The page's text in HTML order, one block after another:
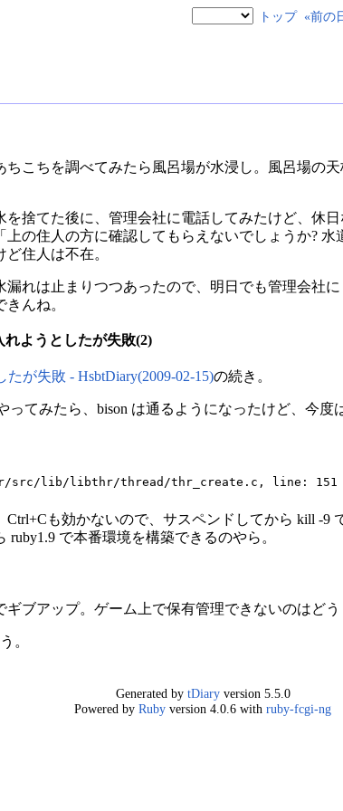
トップ «前の
こちを調べてみたら風呂場が水浸し。風呂場の
を捨てた後に、管理会社に電話してみたけど、休
の住人の方に確認してもらえないでしょうか?
住人は不在。
れは止まりつつあったので、明日でも管理会社
んね。
れようとしたが失敗(2)
たが失敗 - HsbtDiary(2009-02-15)の続き。
ってみたら、bison は通るようになったけど、今度
src/lib/libthr/thread/thr_create.c, line: 151
も効かないので、サスペンドしてから kill -9
で本番環境を構築できるのやら。
ブアップ。ゲーム上で保有管理できないのはどう
。
Generated by tDiaryversion 5.5.0
Powered by Ruby version 4.0.6 with ruby-fcgi-ng